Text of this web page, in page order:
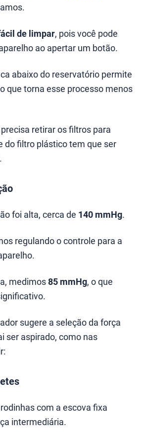
de limpar, pois você pode
ao apertar um botão.
abaixo do reservatório permite
que torna esse processo menos
retirar os filtros para
do filtro plástico tem que ser
foi alta, cerca de 140 mmHg.
regulando o controle para a
medimos85 mmHg, o que
sugere a seleção da força
ser aspirado, como nas
com a escova fixa
intermediária.